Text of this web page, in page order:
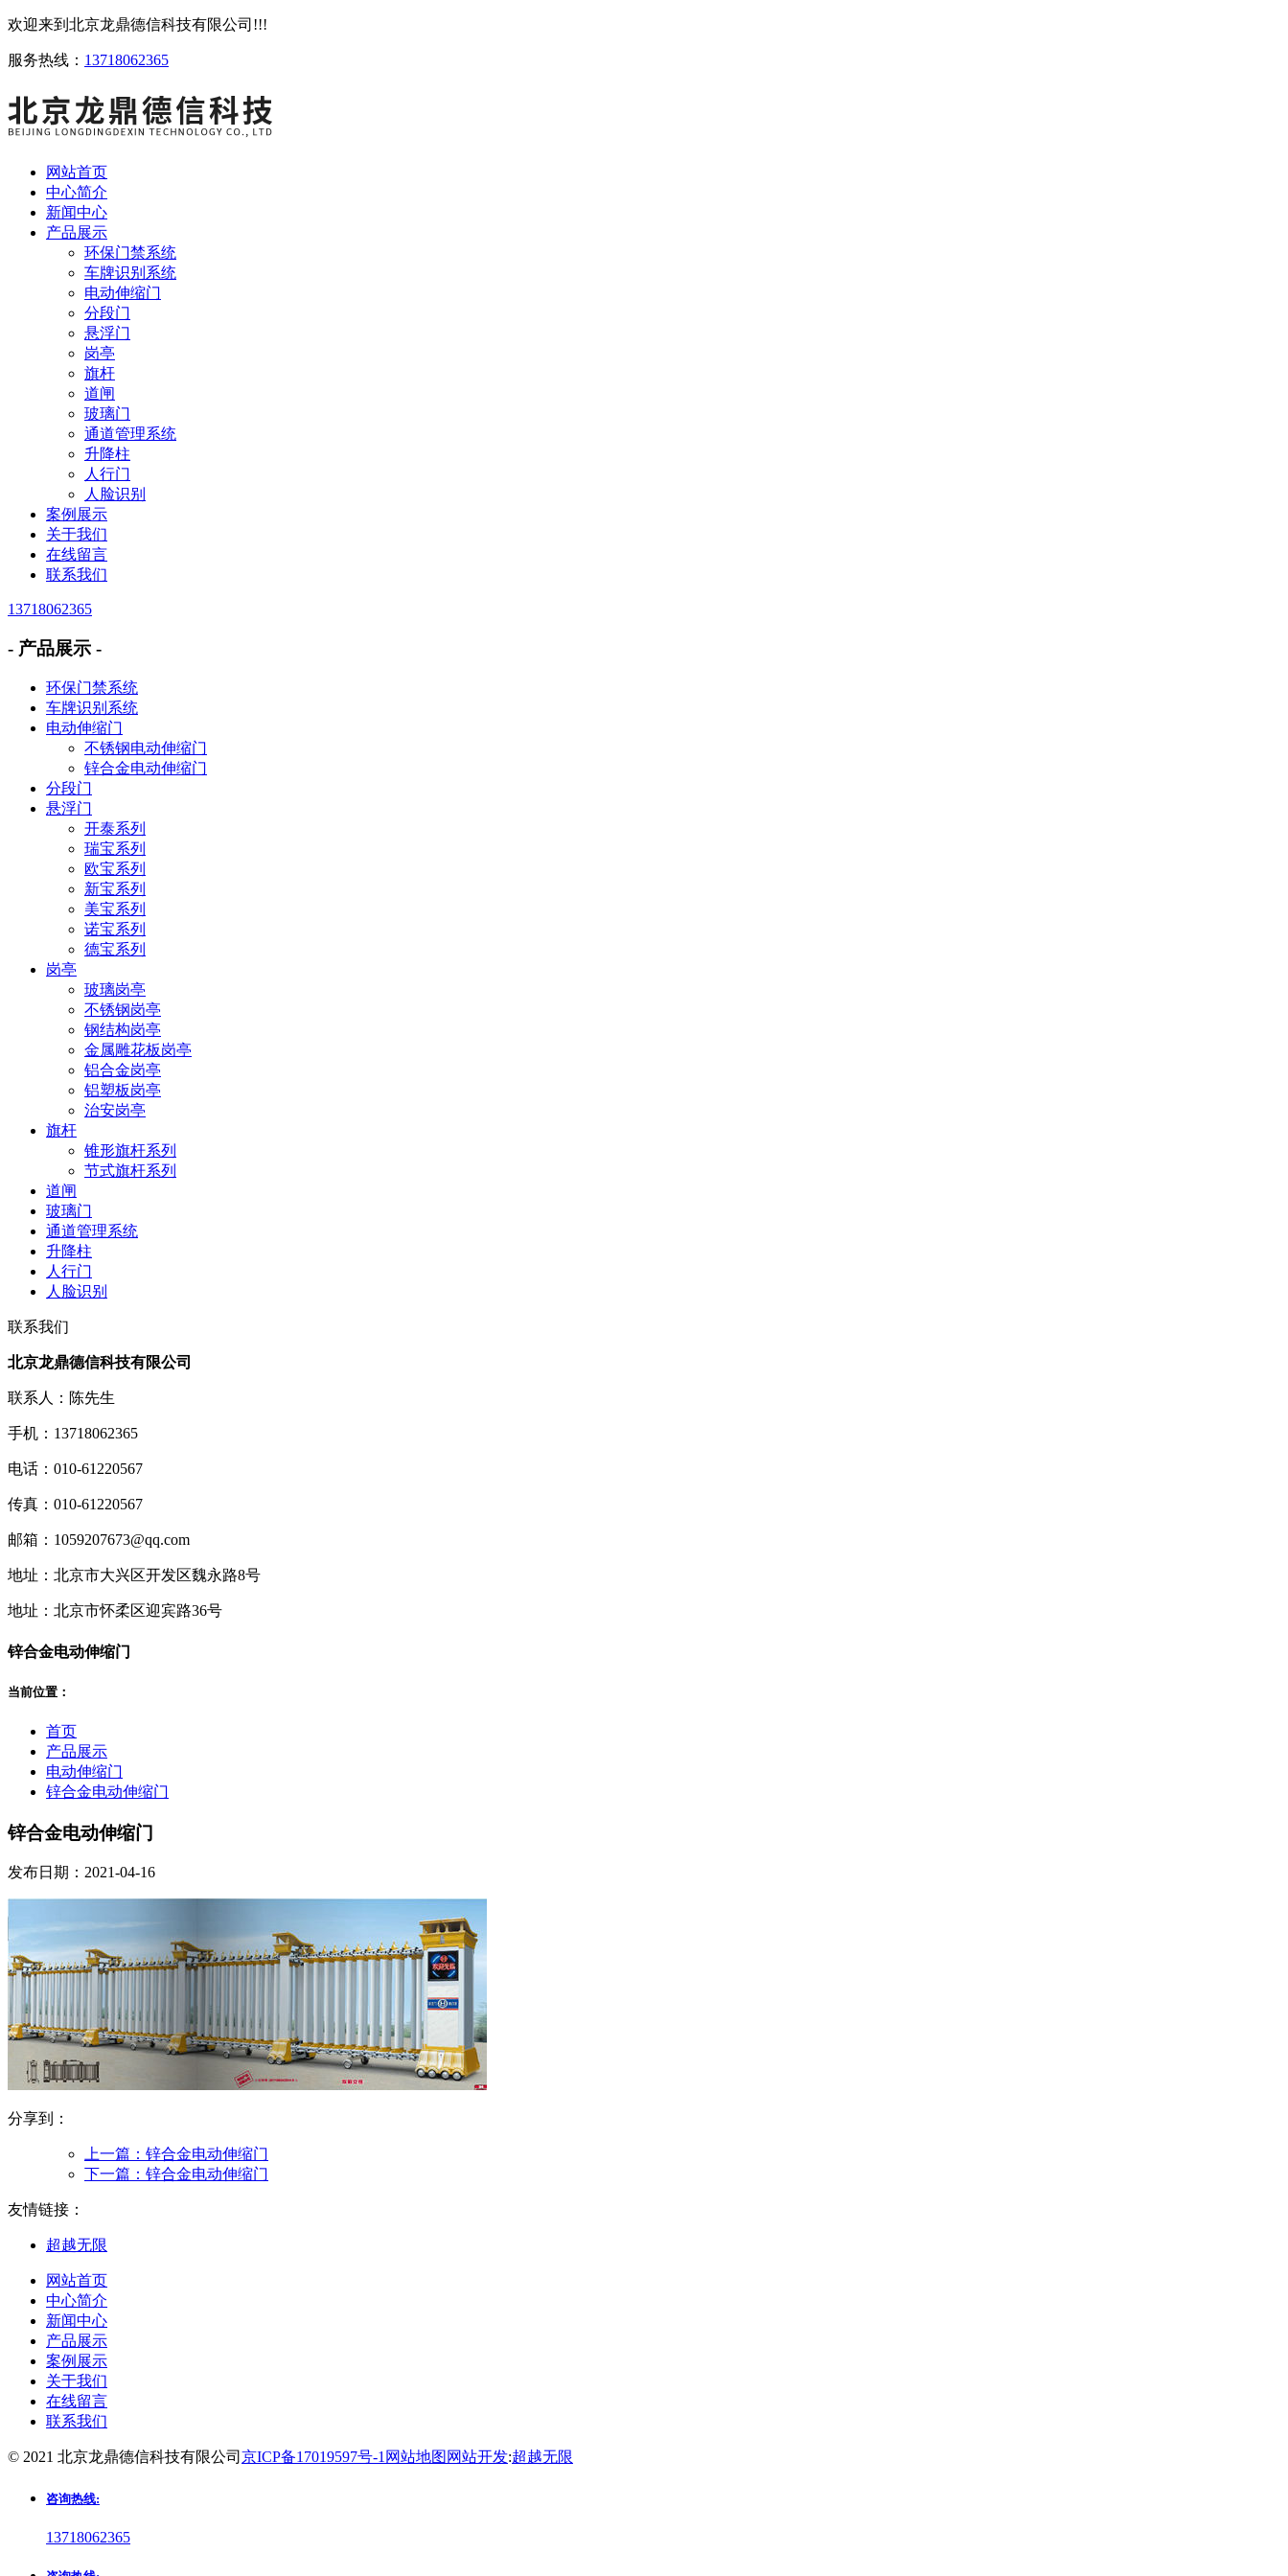
欢迎来到北京龙鼎德信科技有限公司!!!
服务热线： 13718062365
网站首页
中心简介
新闻中心
产品展示
环保门禁系统
车牌识别系统
电动伸缩门
分段门
悬浮门
岗亭
旗杆
道闸
玻璃门
通道管理系统
升降柱
人行门
人脸识别
案例展示
关于我们
在线留言
联系我们
13718062365
- 产品展示 -
环保门禁系统
车牌识别系统
电动伸缩门
不锈钢电动伸缩门
锌合金电动伸缩门
分段门
悬浮门
开泰系列
瑞宝系列
欧宝系列
新宝系列
美宝系列
诺宝系列
德宝系列
岗亭
玻璃岗亭
不锈钢岗亭
钢结构岗亭
金属雕花板岗亭
铝合金岗亭
铝塑板岗亭
治安岗亭
旗杆
锥形旗杆系列
节式旗杆系列
道闸
玻璃门
通道管理系统
升降柱
人行门
人脸识别
联系我们
北京龙鼎德信科技有限公司
联系人：陈先生
手机：13718062365
电话：010-61220567
传真：010-61220567
邮箱：1059207673@qq.com
地址：北京市大兴区开发区魏永路8号
地址：北京市怀柔区迎宾路36号
锌合金电动伸缩门
当前位置：
首页
产品展示
电动伸缩门
锌合金电动伸缩门
锌合金电动伸缩门
发布日期：2021-04-16
分享到：
上一篇： 锌合金电动伸缩门
下一篇： 锌合金电动伸缩门
友情链接：
超越无限
网站首页
中心简介
新闻中心
产品展示
案例展示
关于我们
在线留言
联系我们
© 2021 北京龙鼎德信科技有限公司 京ICP备17019597号-1网站地图 网站开发:超越无限
咨询热线:
13718062365